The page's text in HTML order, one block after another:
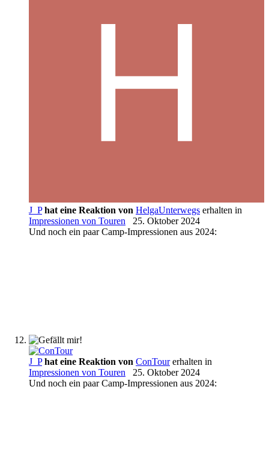
J_P hat eine Reaktion von HelgaUnterwegs erhalten in
Impressionen von Touren
25. Oktober 2024
Und noch ein paar Camp-Impressionen aus 2024:
J_P hat eine Reaktion von ConTourerhalten in
Impressionen von Touren
25. Oktober 2024
Und noch ein paar Camp-Impressionen aus 2024: